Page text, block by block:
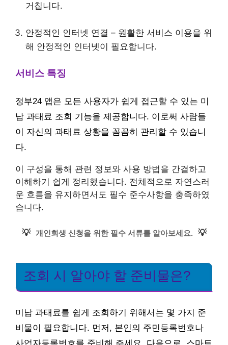
거칩니다.
안정적인 인터넷 연결 – 원활한 서비스 이용을 위
해 안정적인 인터넷이 필요합니다.
서비스 특징
정부24 앱은 모든 사용자가 쉽게 접근할 수 있는 미
납 과태료 조회 기능을 제공합니다. 이로써 사람들
이 자신의 과태료 상황을 꼼꼼히 관리할 수 있습니
다.
이 구성을 통해 관련 정보와 사용 방법을 간결하고
이해하기 쉽게 정리했습니다. 전체적으로 자연스러
운 흐름을 유지하면서도 필수 준수사항을 충족하였
습니다.
💡 개인회생 신청을 위한 필수 서류를 알아보세요. 💡
조회 시 알아야 할 준비물은?
미납 과태료를 쉽게 조회하기 위해서는 몇 가지 준
비물이 필요합니다. 먼저, 본인의 주민등록번호나
사업자등록번호를 준비해 주세요. 다음으로, 스마트